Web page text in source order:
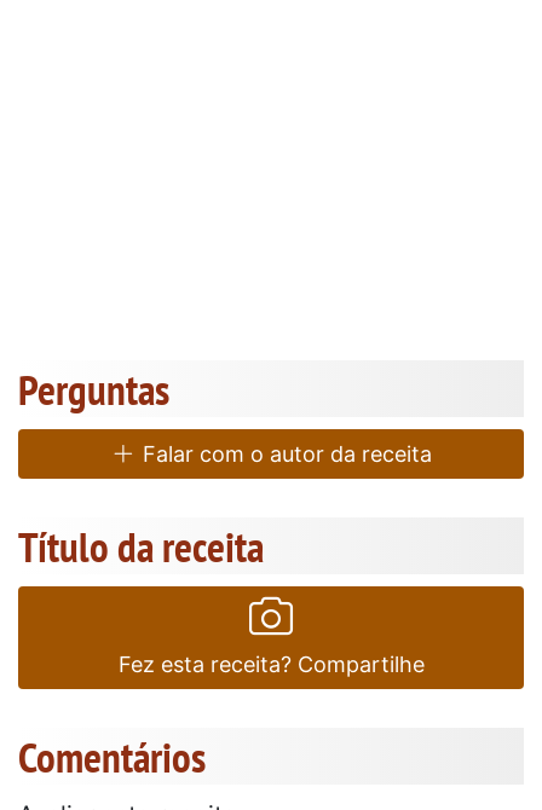
Perguntas
Falar com o autor da receita
Título da receita
Fez esta receita? Compartilhe
Comentários